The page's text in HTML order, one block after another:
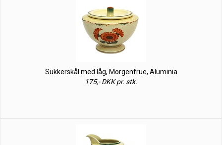
Sukkerskål med låg, Morgenfrue, Aluminia
175,- DKK pr. stk.